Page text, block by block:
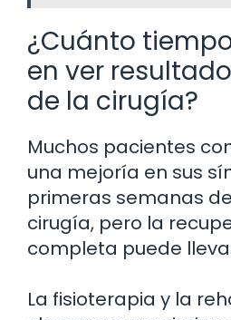
¿Cuánto
en ver
de la cirugía?
Muchos pacientes
una mejoría en sus
primeras semanas
cirugía, pero la
completa puede
La fisioterapia y la